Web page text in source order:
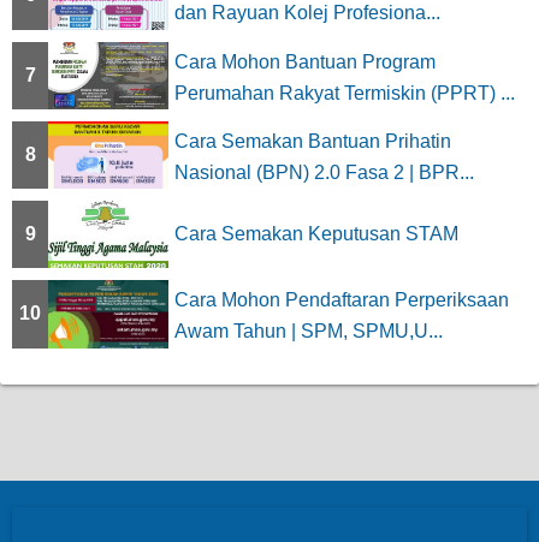
dan Rayuan Kolej Profesiona...
7
Cara Mohon Bantuan Program
Perumahan Rakyat Termiskin (PPRT) ...
8
Cara Semakan Bantuan Prihatin
Nasional (BPN) 2.0 Fasa 2 | BPR...
9 Cara Semakan Keputusan STAM
10
Cara Mohon Pendaftaran Perperiksaan
Awam Tahun | SPM, SPMU,U...